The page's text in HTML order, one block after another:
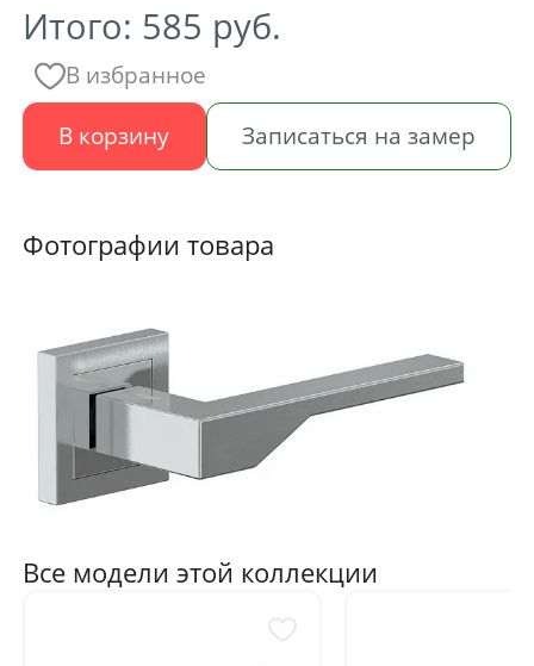
Итого: 585 руб.
В избранное
В корзину
Записаться на замер
Фотографии товара
Все модели этой коллекции